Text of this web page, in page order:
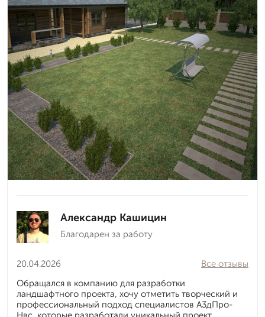
Александр Кашицин
Благодарен за работу
20.04.2026
Все отзывы
Обращался в компанию для разработки
ландшафтного проекта, хочу отметить творческий и
профессиональный подход специалистов А3дПро-